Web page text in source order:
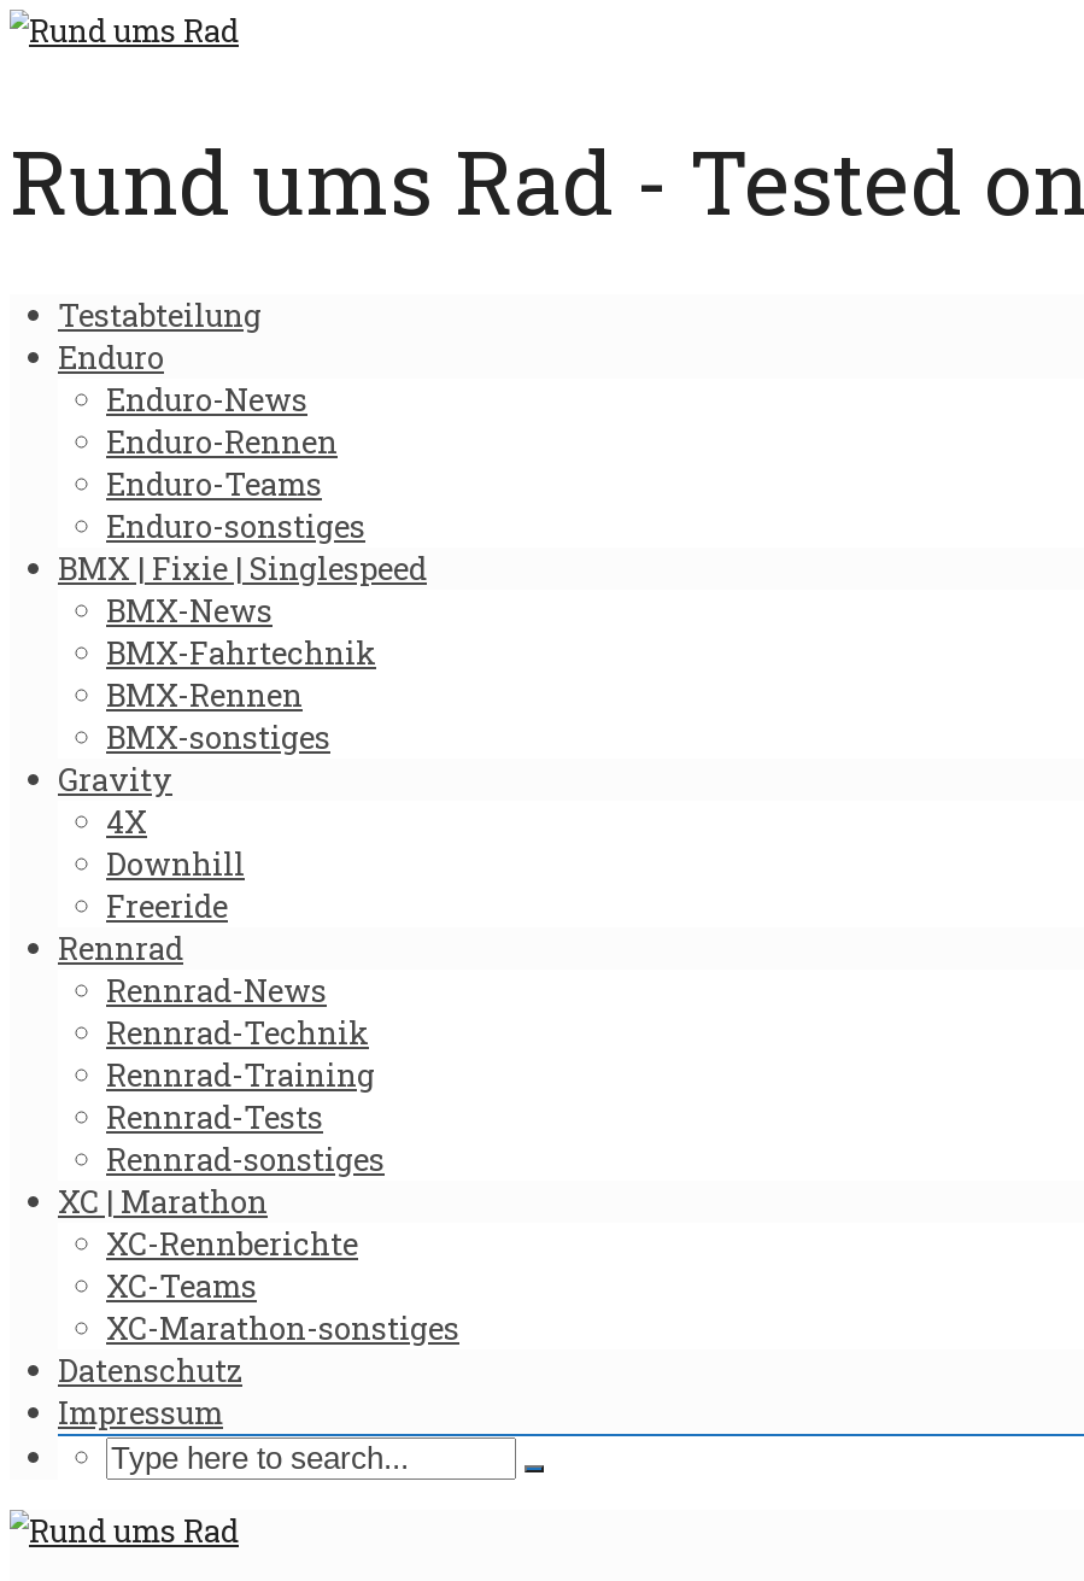
Rund ums Rad - Tested
Testabteilung
Enduro
Enduro-News
Enduro-Rennen
Enduro-Teams
Enduro-sonstiges
BMX | Fixie | Singlespeed
BMX-News
BMX-Fahrtechnik
BMX-Rennen
BMX-sonstiges
Gravity
4X
Downhill
Freeride
Rennrad
Rennrad-News
Rennrad-Technik
Rennrad-Training
Rennrad-Tests
Rennrad-sonstiges
XC | Marathon
XC-Rennberichte
XC-Teams
XC-Marathon-sonstiges
Datenschutz
Impressum